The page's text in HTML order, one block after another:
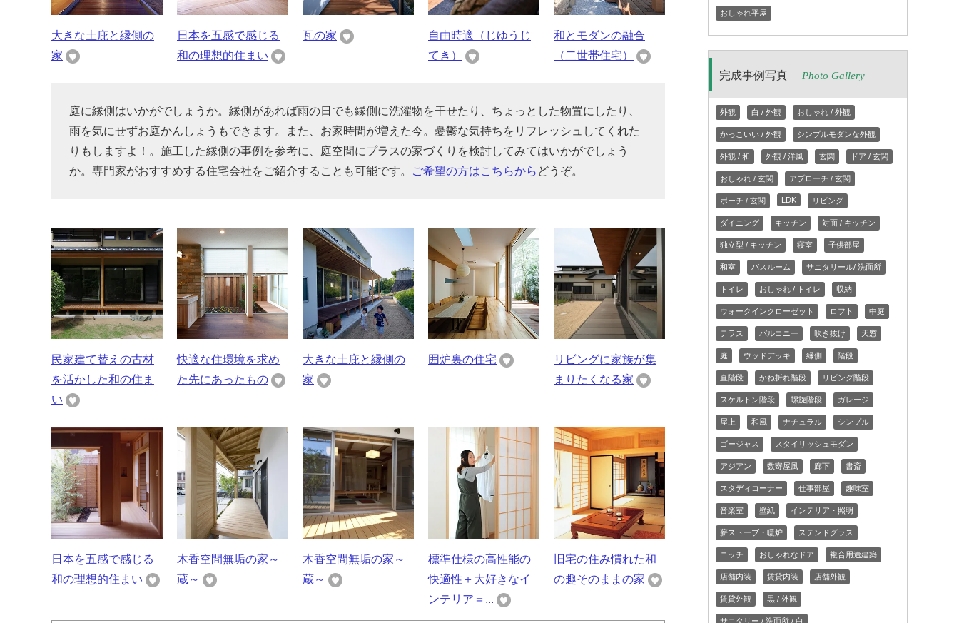
大きな土庇と縁側の
家
日本を五感で感じる
和の理想的住まい
瓦の家
自由時適（じゆうじ
てき）
和とモダンの融合
（二世帯住宅）
庭に縁側はいかがでしょうか。縁側があれば雨の日でも縁側に洗濯物を干せたり、ちょっとした物置にしたり、
雨を気にせずお庭かんしょうもできます。また、お家時間が増えた今。憂鬱な気持ちをリフレッシュしてくれた
りもしますよ！。施工した縁側の事例を参考に、庭空間にプラスの家づくりを検討してみてはいかがでしょう
か。専門家がおすすめする住宅会社をご紹介することも可能です。
ご希望の方はこちらから どうぞ。
民家建て替えの古材
を活かした和の住ま
い
快適な住環境を求め
た先にあったもの
大きな土庇と縁側の
家
囲炉裏の住宅
リビングに家族が集
まりたくなる家
日本を五感で感じる
和の理想的住まい
木香空間無垢の家～
蔵～
木香空間無垢の家～
蔵～
標準仕様の高性能の
快適性＋大好きなイ
ンテリア＝...
旧宅の住み慣れた和
の趣そのままの家
おしゃれ平屋
完成事例写真 Photo Gallery
外観 白 / 外観 おしゃれ / 外観
かっこいい / 外観 シンプルモダンな外観
外観 / 和 外観 / 洋風 玄関 ドア / 玄関
おしゃれ / 玄関 アプローチ / 玄関
ポーチ / 玄関 LDK リビング
ダイニング キッチン 対面 / キッチン
独立型 / キッチン 寝室 子供部屋
和室 バスルーム サニタリール/ 洗面所
トイレ おしゃれ / トイレ 収納
ウォークインクローゼット ロフト 中庭
テラス バルコニー 吹き抜け 天窓
庭 ウッドデッキ 縁側 階段
直階段 かね折れ階段 リビング階段
スケルトン階段 螺旋階段 ガレージ
屋上 和風 ナチュラル シンプル
ゴージャス スタイリッシュモダン
アジアン 数寄屋風 廊下 書斎
スタディコーナー 仕事部屋 趣味室
音楽室 壁紙 インテリア・照明
薪ストーブ・暖炉 ステンドグラス
ニッチ おしゃれなドア 複合用途建築
店舗内装 賃貸内装 店舗外観
賃貸外観 黒 / 外観
サニタリー / 洗面所 / 白